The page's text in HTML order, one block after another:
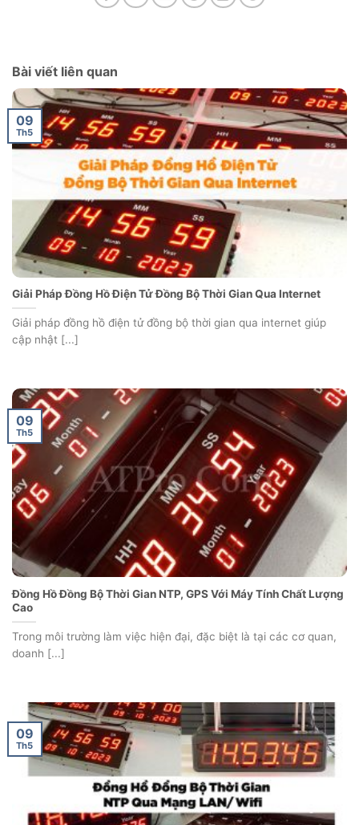
Bài viết liên quan
Giải Pháp Đồng Hồ Điện Tử Đồng Bộ Thời Gian Qua Internet
Giải pháp đồng hồ điện tử đồng bộ thời gian qua internet giúp
cập nhật [...]
09
Th5
Đồng Hồ Đồng Bộ Thời Gian NTP, GPS Với Máy Tính Chất Lượng
Cao
Trong môi trường làm việc hiện đại, đặc biệt là tại các cơ quan,
doanh [...]
09
Th5
09
Th5